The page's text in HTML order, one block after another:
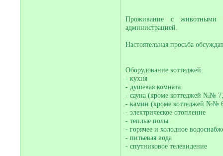
Проживание с животными
администрацией.
Настоятельная просьба
Оборудование коттеджей:
- кухня
- душевая комната
- сауна (кроме коттеджей №№
- камин (кроме коттеджей №№
- электрическое отопление
- теплые полы
- горячее и холодное
- питьевая вода
- спутниковое телевидение